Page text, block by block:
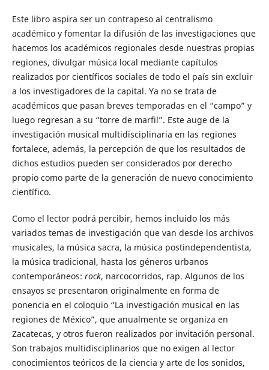
Este libro aspira ser un contrapeso al centralismo
académico y fomentar la difusión de las investigaciones que
hacemos los académicos regionales desde nuestras propias
regiones, divulgar música local mediante capítulos
realizados por científicos sociales de todo el país sin excluir
a los investigadores de la capital. Ya no se trata de
académicos que pasan breves temporadas en el “campo” y
luego regresan a su “torre de marfil”. Este auge de la
investigación musical multidisciplinaria en las regiones
fortalece, además, la percepción de que los resultados de
dichos estudios pueden ser considerados por derecho
propio como parte de la generación de nuevo conocimiento
científico.
Como el lector podrá percibir, hemos incluido los más
variados temas de investigación que van desde los archivos
musicales, la música sacra, la música postindependentista,
la música tradicional, hasta los géneros urbanos
contemporáneos: rock, narcocorridos, rap. Algunos de los
ensayos se presentaron originalmente en forma de
ponencia en el coloquio “La investigación musical en las
regiones de México”, que anualmente se organiza en
Zacatecas, y otros fueron realizados por invitación personal.
Son trabajos multidisciplinarios que no exigen al lector
conocimientos teóricos de la ciencia y arte de los sonidos,